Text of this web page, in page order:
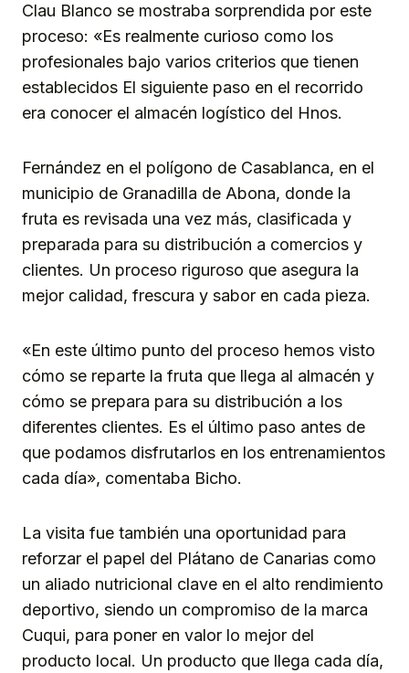
Clau Blanco se mostraba sorprendida por este
proceso: «Es realmente curioso como los
profesionales bajo varios criterios que tienen
establecidos El siguiente paso en el recorrido
era conocer el almacén logístico del Hnos.
Fernández en el polígono de Casablanca, en el
municipio de Granadilla de Abona, donde la
fruta es revisada una vez más, clasificada y
preparada para su distribución a comercios y
clientes. Un proceso riguroso que asegura la
mejor calidad, frescura y sabor en cada pieza.
«En este último punto del proceso hemos visto
cómo se reparte la fruta que llega al almacén y
cómo se prepara para su distribución a los
diferentes clientes. Es el último paso antes de
que podamos disfrutarlos en los entrenamientos
cada día», comentaba Bicho.
La visita fue también una oportunidad para
reforzar el papel del Plátano de Canarias como
un aliado nutricional clave en el alto rendimiento
deportivo, siendo un compromiso de la marca
Cuqui, para poner en valor lo mejor del
producto local. Un producto que llega cada día,